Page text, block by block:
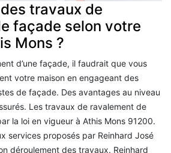
travaux de
façade selon votre
Mons ?
d’une façade, il faudrait que vous
votre maison en engageant des
de façade. Des avantages au niveau
Les travaux de ravalement de
la loi en vigueur à Athis Mons 91200.
services proposés par Reinhard José
déroulement des travaux. Reinhard